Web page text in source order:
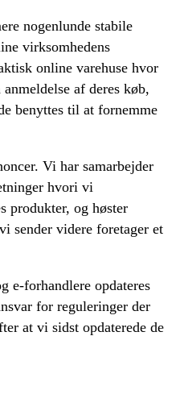
nogenlunde stabile
virksomhedens
online varehuse hvor
af deres køb,
benyttes til at fornemme
Vi har samarbejder
hvori vi
produkter, og høster
sender videre foretager et
e-forhandlere opdateres
for reguleringer der
at vi sidst opdaterede de